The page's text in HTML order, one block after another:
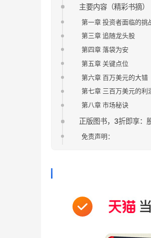
主要内容（精彩书摘）
第一章 投资者面临的挑
第三章 追随龙头股
第四章 落袋为安
第五章 关键点位
第六章 百万美元的大错
第七章 三百万美元的利
第八章 市场秘诀
正版图书，3折即享：
免责声明：